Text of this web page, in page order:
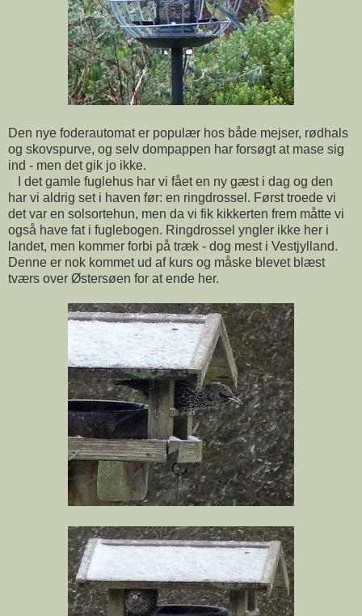
Den nye foderautomat er populær hos både mejser, rødhals
og skovspurve, og selv dompappen har forsøgt at mase sig
ind - men det gik jo ikke.
I det gamle fuglehus har vi fået en ny gæst i dag og den
har vi aldrig set i haven før: en ringdrossel. Først troede vi
det var en solsortehun, men da vi fik kikkerten frem måtte vi
også have fat i fuglebogen. Ringdrossel yngler ikke her i
landet, men kommer forbi på træk - dog mest i Vestjylland.
Denne er nok kommet ud af kurs og måske blevet blæst
tværs over Østersøen for at ende her.